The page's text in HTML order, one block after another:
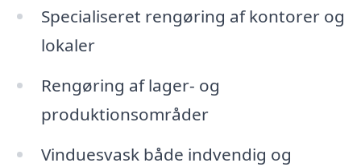
Specialiseret rengøring af kontorer og
lokaler
Rengøring af lager- og
produktionsområder
Vinduesvask både indvendig og